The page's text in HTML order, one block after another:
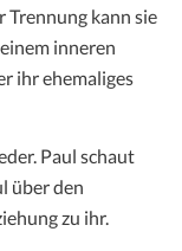
Trennung kann sie
inneren
ihr ehemaliges
Paul schaut
über den
zu ihr.